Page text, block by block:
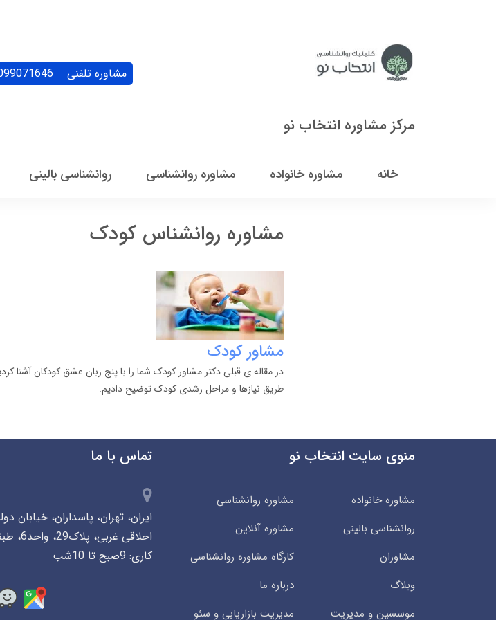
مرکز مشاوره انتخاب نو
مشاوره تلفنی
خانه مشاوره خانواده مشاوره روانشناسی روانشناسی بالینی
مشاوره روانشناس کودک
مشاور کودک
در مقاله ی قبلی دکتر مشاور کودک شما را با پنج زبان عشق کودکان
طریق نیازها و مراحل رشدی کودک توضیح دادیم.
منوی سایت انتخاب نو
مشاوره خانواده
مشاوره روانشناسی
روانشناسی بالینی
مشاوره آنلاین
مشاوران
کارگاه مشاوره روانشناسی
وبلاگ
درباره ما
موسسین و مدیریت
مدیریت بازاریابی و سئو
تماس با ما
ایران، تهران، پاسداران، خیابان
اخلاقی
کاری: 9صبح تا 10شب